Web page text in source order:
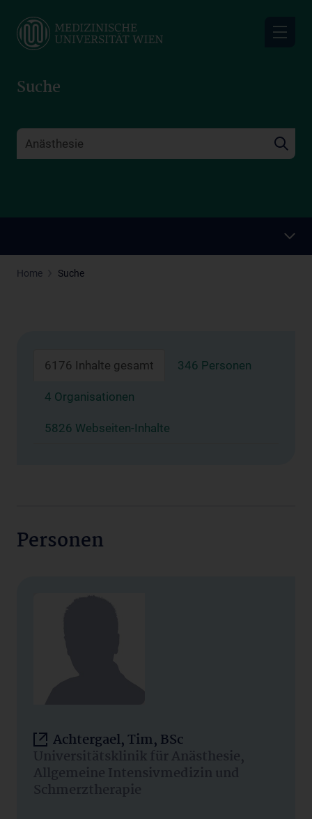
main
Suche
Home Suche
6176 Inhalte gesamt 346 Personen
4 Organisationen
5826 Webseiten-Inhalte
Personen
Achtergael, Tim, BSc
Universitätsklinik für Anästhesie,
Allgemeine Intensivmedizin und
Schmerztherapie